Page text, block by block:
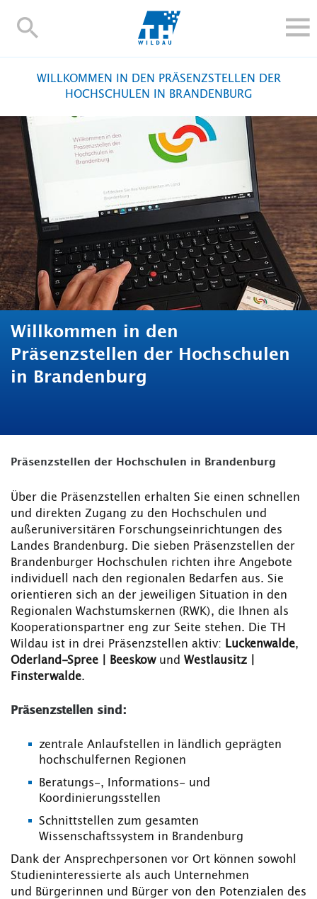
TH-
STUDIEREN UND WEITERBILDEN
IM STUDIUM
FORSCHUNG UND TRANSFER
ALUMNI
HOCHSCHULE
INTERNATIONAL
BESCHÄFTIGTE
Blogs Kontakt und Anfahrt Webmail Moodle
TH Online-Portal Personensuche English
WILLKOMMEN IN DEN PRÄSENZSTELLEN DER
HOCHSCHULEN IN BRANDENBURG
Willkommen in den
Präsenzstellen der Hochschulen
in Brandenburg
Präsenzstellen der Hochschulen in Brandenburg
Über die Präsenzstellen erhalten Sie einen schnellen
und direkten Zugang zu den Hochschulen und
außeruniversitären Forschungseinrichtungen des
Landes Brandenburg. Die sieben Präsenzstellen der
Brandenburger Hochschulen richten ihre Angebote
individuell nach den regionalen Bedarfen aus. Sie
orientieren sich an der jeweiligen Situation in den
Regionalen Wachstumskernen (RWK), die Ihnen als
Kooperationspartner eng zur Seite stehen. Die TH
Wildau ist in drei Präsenzstellen aktiv: Luckenwalde,
Oderland-Spree | Beeskow und Westlausitz |
Finsterwalde.
Präsenzstellen sind:
zentrale Anlaufstellen in ländlich geprägten
hochschulfernen Regionen
Beratungs-, Informations- und
Koordinierungsstellen
Schnittstellen zum gesamten
Wissenschaftssystem in Brandenburg
Dank der Ansprechpersonen vor Ort können sowohl
Studieninteressierte als auch Unternehmen
und Bürgerinnen und Bürger von den Potenzialen des